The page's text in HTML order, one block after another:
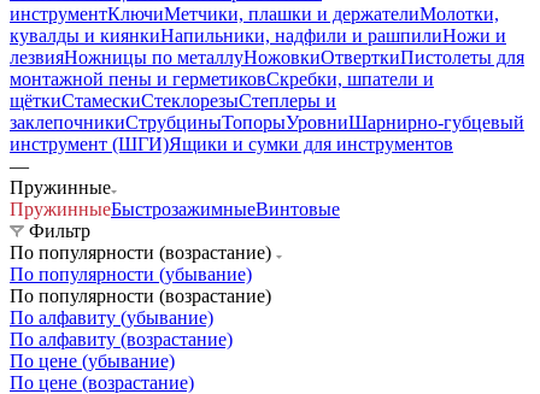
инструментКлючиМетчики, плашки и держателиМолотки,
кувалды и киянкиНапильники, надфили и рашпилиНожи и
лезвияНожницы по металлуНожовкиОтверткиПистолеты для
монтажной пены и герметиковСкребки, шпатели и
щёткиСтамескиСтеклорезыСтеплеры и
заклепочникиСтрубциныТопорыУровниШарнирно-губцевый
инструмент (ШГИ)Ящики и сумки для инструментов
—
Пружинные
ПружинныеБыстрозажимныеВинтовые
Фильтр
По популярности (возрастание)
По популярности (убывание)
По популярности (возрастание)
По алфавиту (убывание)
По алфавиту (возрастание)
По цене (убывание)
По цене (возрастание)